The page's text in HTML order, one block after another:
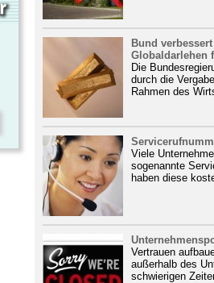
Bund
Globaldarlehen
Die
durch die
Rahmen des
Viele
sogenannte
haben diese
Vertrauen
außerhalb des
schwierigen